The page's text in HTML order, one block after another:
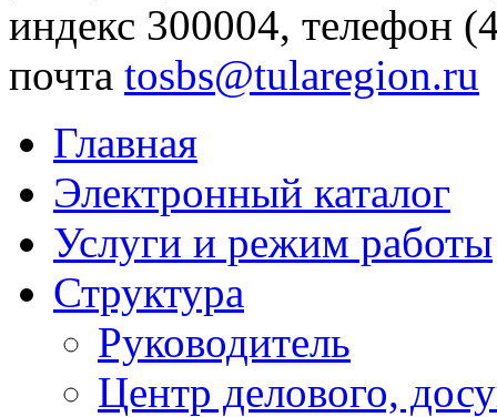
индекс 300004, телефон
почта tosbs@tularegion.ru
Главная
Электронный каталог
Услуги и режим работы
Структура
Руководитель
Центр делового,